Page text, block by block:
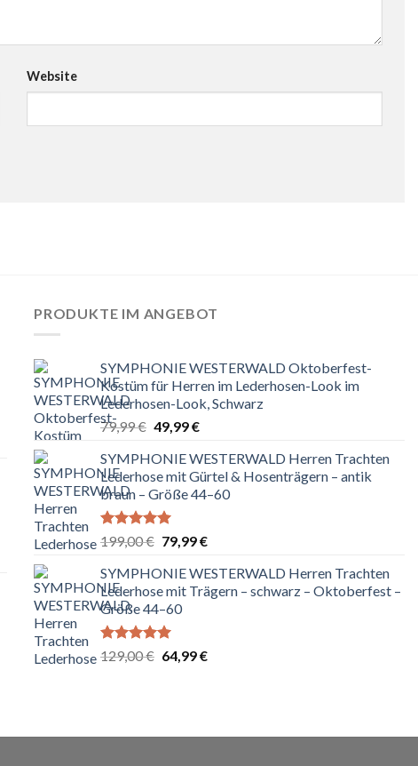
Website
PRODUKTE IM ANGEBOT
SYMPHONIE WESTERWALD Oktoberfest-
Kostüm für Herren im Lederhosen-Look im
Lederhosen-Look, Schwarz
79,99€ Ursprünglicher
war:
79,99 €
49,99€Aktueller
ist:
49,99 €.
SYMPHONIE WESTERWALD Herren Trachten
Lederhose mit Gürtel & Hosenträgern – antik
braun – Größe 44–60
Bewertet
5.00
von 5
199,00€ Ursprünglicher
war:
199,00 €
79,99€Aktueller
ist:
79,99 €.
SYMPHONIE WESTERWALD Herren Trachten
Lederhose mit Trägern – schwarz – Oktoberfest –
Größe 44–60
Bewertet
5.00
129,00€ Ursprünglicher
64,99€Aktueller